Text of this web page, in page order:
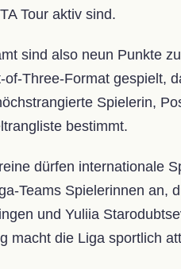
Tour aktiv sind.
sind also neun Punkte
Three-Format gespielt,
Spielerin,
bestimmt.
dürfen internationale
Teams Spielerinnen an,
und Yuliia
macht die Liga sportlich